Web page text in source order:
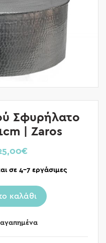
Σφυρήλατο
| Zaros
€
σε 4-7 εργάσιμες
καλάθι